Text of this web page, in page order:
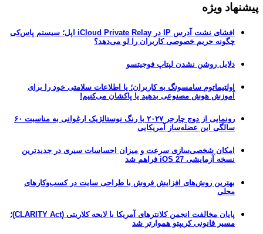
پیشنهاد ویژه
افشای نشت آدرس IP در iCloud Private Relay اپل؛ سیستم پاس‌کی
چگونه حریم خصوصی کاربران را لو می‌دهد؟
دلایل روشن نشدن لپتاپ فوجیتسو
اولتیماتوم سامسونگ به کاربران؛ یا اطلاعات سلامتی خود را برای
آموزش هوش مصنوعی بدهید یا پاکشان می‌کنیم!
رونمایی از دوج چارجر ۲۰۲۷ با رنگ نوستالژیک ارغوانی به مناسبت ۶۰
سالگی این عضله‌ساز آمریکایی
امکان شخصی‌سازی سرعت و میزان احساسات سیری در جدیدترین
نسخه آزمایشی iOS 27 فراهم شد
بهترین روش‌های افزایش فروش با طراحی سایت در کسب‌وکارهای
محلی
پایان مخالفت انجمن کلانترهای آمریکا با لایحه کلاریتی (CLARITY Act)؛
مسیر قانونی کریپتو هموارتر شد